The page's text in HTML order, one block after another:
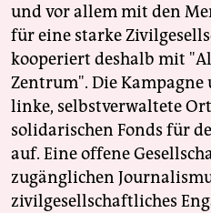
und vor allem mit den
für eine starke
kooperiert deshalb mit
Zentrum". Die
linke, selbstverwaltete
solidarischen Fonds für
auf. Eine offene
zugänglichen
zivilgesellschaftliches